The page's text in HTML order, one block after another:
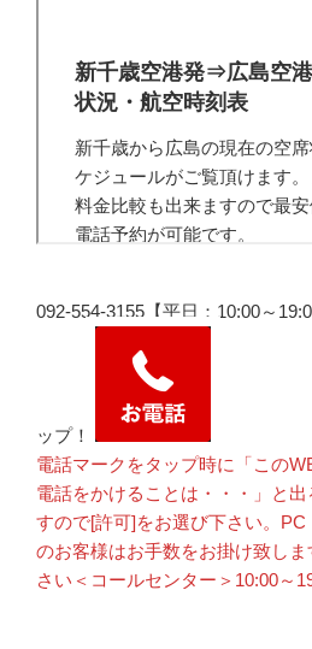
092-554-3155【平日：10:00～
ップ！
電話マークをタップ時に「この
電話をかけることは・・・」と
すので[許可]をお選び下さい。
のお客様はお手数をお掛け致し
さい＜コールセンター＞10:00～